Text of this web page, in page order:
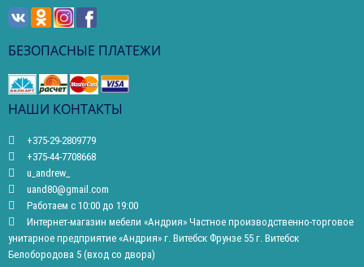
БЕЗОПАСНЫЕ ПЛАТЕЖИ
НАШИ КОНТАКТЫ
+375-29-2809779
+375-44-7708668
u_andrew_
uand80@gmail.com
Работаем с 10:00 до 19:00
Интернет-магазин мебели «Андрия» Частное производственно-торговое
унитарное предприятие «Андрия» г. Витебск Фрунзе 55 г. Витебск
Белобородова 5 (вход со двора)